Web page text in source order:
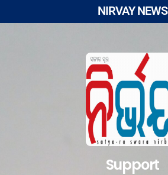
NIRVAY NEWS
Support